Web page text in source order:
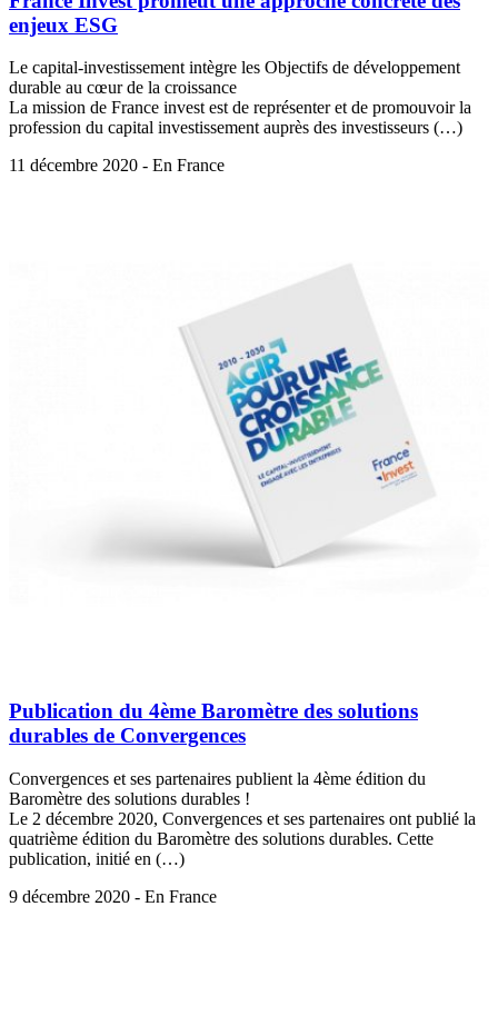
enjeux ESG
Le capital-investissement intègre les Objectifs de développement
durable au cœur de la croissance
La mission de France invest est de représenter et de promouvoir la
profession du capital investissement auprès des investisseurs (…)
11 décembre 2020 - En France
Publication du 4ème Baromètre des solutions
durables de Convergences
Convergences et ses partenaires publient la 4ème édition du
Baromètre des solutions durables !
Le 2 décembre 2020, Convergences et ses partenaires ont publié la
quatrième édition du Baromètre des solutions durables. Cette
publication, initié en (…)
9 décembre 2020 - En France